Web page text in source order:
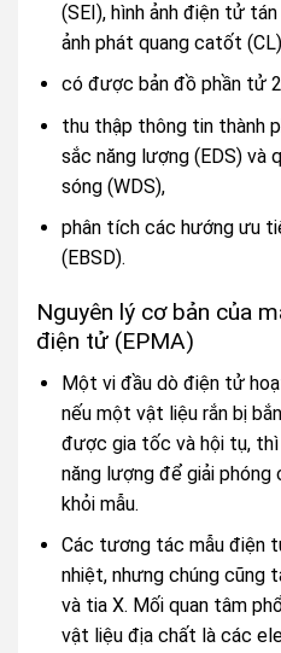
(SEI), hình ảnh điện tử
ảnh phát quang catốt
có được bản đồ phần tử
thu thập thông tin thành
sắc năng lượng (EDS) và
sóng (WDS),
phân tích các hướng ưu
(EBSD).
Nguyên lý cơ bản của
điện tử (EPMA)
Một vi đầu dò điện tử
nếu một vật liệu rắn bị
được gia tốc và hội tụ,
năng lượng để giải
khỏi mẫu.
Các tương tác mẫu điện
nhiệt, nhưng chúng cũng
và tia X. Mối quan tâm
vật liệu địa chất là các